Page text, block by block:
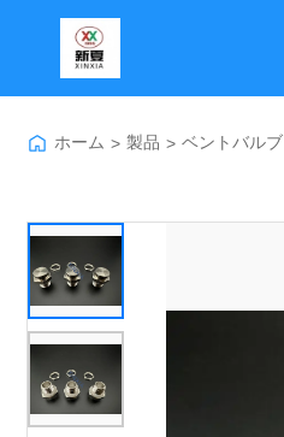
ホーム > 製品 > ベントバルブ